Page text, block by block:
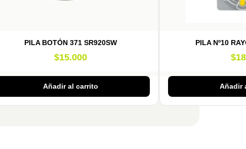
PILA BOTÓN 371 SR920SW
$15.000
Añadir al carrito
PILA Nº10
$
Añadir